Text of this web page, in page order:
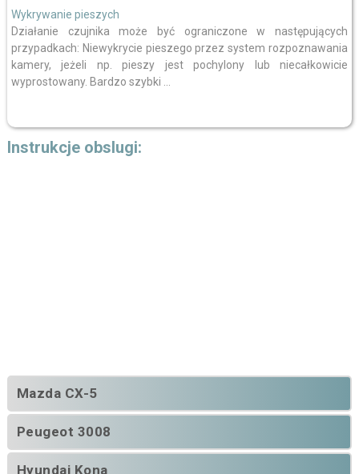
Wykrywanie pieszych
Działanie czujnika może być ograniczone w następujących
przypadkach: Niewykrycie pieszego przez system rozpoznawania
kamery, jeżeli np. pieszy jest pochylony lub niecałkowicie
wyprostowany. Bardzo szybki ...
Instrukcje obslugi:
Mazda CX-5
Peugeot 3008
Hyundai Kona